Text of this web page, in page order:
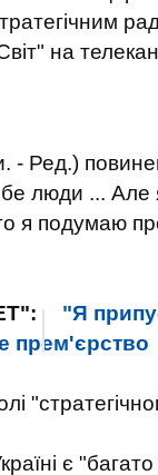
на
- Ред.)
люди ... Але
я подумаю
"Я
прем'єрство
є